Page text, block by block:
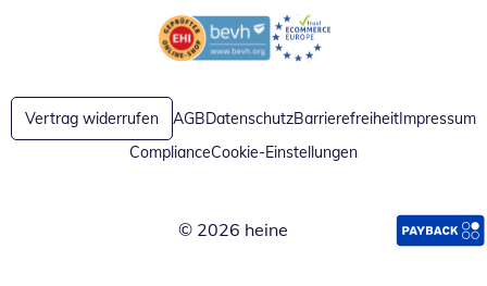
Öffnet in neuem FensterÖffnet in neuem Fenster
Vertrag widerrufen AGBDatenschutzBarrierefreiheitImpressum
ComplianceCookie-Einstellungen
© 2026 heine